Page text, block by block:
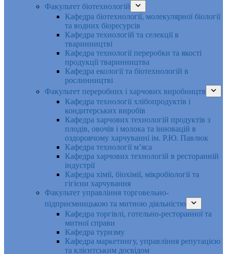
Факультет біотехнологій
Кафедра біотехнології, молекулярної біології
та водних біоресурсів
Кафедра технологій та селекції в
тваринництві
Кафедра технології переробки та якості
продукції тваринництва
Кафедра екології та біотехнологій в
рослинництві
Факультет переробних і харчових виробництв
Кафедра технології хлібопродуктів і
кондитерських виробів
Кафедра харчових технологій продуктів з
плодів, овочів і молока та інновацій в
оздоровчому харчуванні ім. Р.Ю. Павлюк
Кафедра технології м’яса
Кафедра харчових технологій в ресторанній
індустрії
Кафедра хімії, біохімії, мікробіології та
гігієни харчування
Факультет управління торговельно-
підприємницькою та митною діяльністю
Кафедра торгівлі, готельно-ресторанної та
митної справи
Кафедра туризму
Кафедра маркетингу, управління репутацією
та клієнтським досвідом